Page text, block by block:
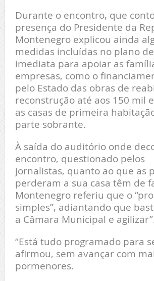
Durante o encontro, que
presença do Presidente da
Montenegro explicou ainda
medidas incluídas no plano
imediata para apoiar as
empresas, como o
pelo Estado das obras de
reconstrução até aos 150 mil
as casas de primeira
parte sobrante.
À saída do auditório onde
encontro, questionado pelos
jornalistas, quanto ao que as
perderam a sua casa têm de
Montenegro referiu que o
simples”, adiantando que
a Câmara Municipal e
“Está tudo programado para
afirmou, sem avançar com
pormenores.